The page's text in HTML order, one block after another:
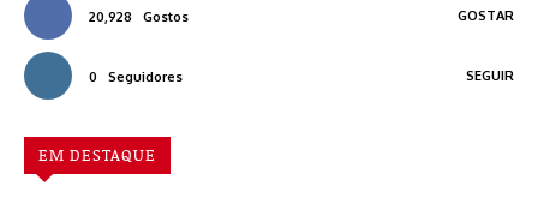
20,928 Gostos GOSTAR
0 Seguidores SEGUIR
EM DESTAQUE